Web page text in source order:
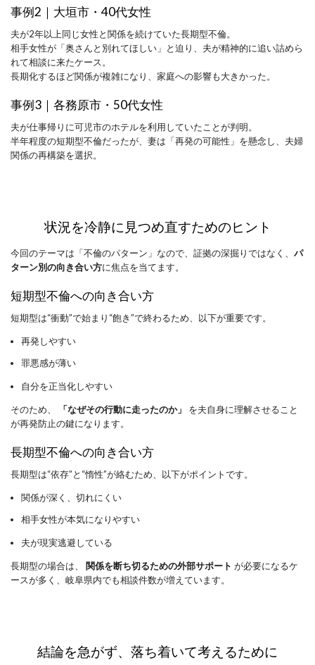
事例2｜大垣市・40代女性
夫が2年以上同じ女性と関係を続けていた長期型不倫。
相手女性が「奥さんと別れてほしい」と迫り、夫が精神的に追い詰めら
れて相談に来たケース。
長期化するほど関係が複雑になり、家庭への影響も大きかった。
事例3｜各務原市・50代女性
夫が仕事帰りに可児市のホテルを利用していたことが判明。
半年程度の短期型不倫だったが、妻は「再発の可能性」を懸念し、夫婦
関係の再構築を選択。
状況を冷静に見つめ直すためのヒント
今回のテーマは「不倫のパターン」なので、証拠の深掘りではなく、 パ
ターン別の向き合い方に焦点を当てます。
短期型不倫への向き合い方
短期型は“衝動”で始まり“飽き”で終わるため、以下が重要です。
再発しやすい
罪悪感が薄い
自分を正当化しやすい
そのため、 「なぜその行動に走ったのか」
を夫自身に理解させること
が再発防止の鍵になります。
長期型不倫への向き合い方
長期型は“依存”と“惰性”が絡むため、以下がポイントです。
関係が深く、切れにくい
相手女性が本気になりやすい
夫が現実逃避している
長期型の場合は、 関係を断ち切るための外部サポート が必要になるケ
ースが多く、岐阜県内でも相談件数が増えています。
結論を急がず、落ち着いて考えるために